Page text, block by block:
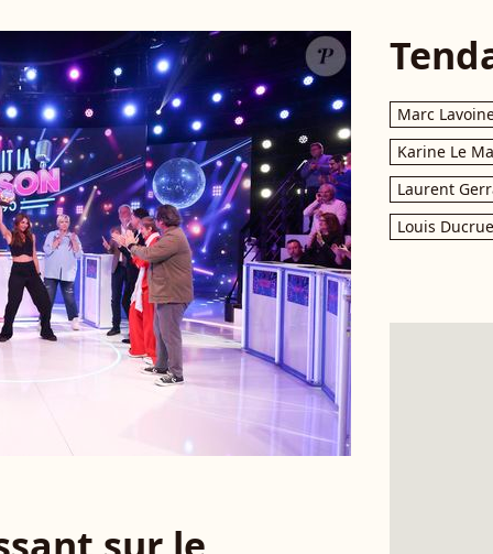
Marc
Karine Le
Laurent
Louis